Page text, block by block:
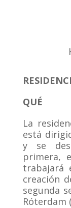
QUÉ
La
está
y se
primera,
trabajará
creación
segunda
Róterdam